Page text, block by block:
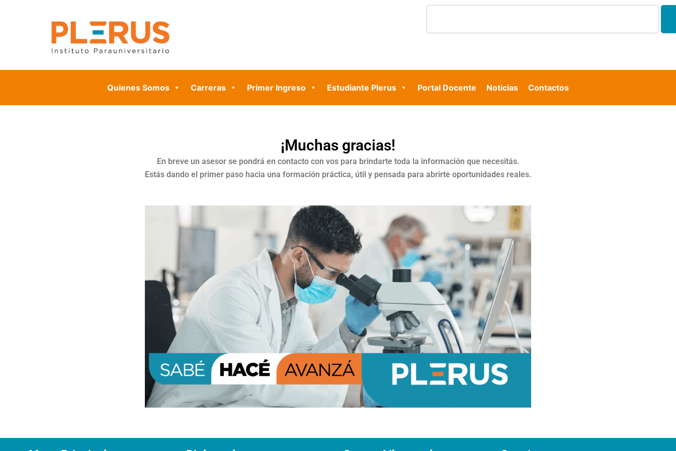
Search
Quienes Somos Carreras Primer Ingreso Estudiante Plerus Portal Docente Noticias Contactos
¡Muchas gracias!
En breve un asesor se pondrá en contacto con vos para brindarte toda la información que necesitás.
Estás dando el primer paso hacia una formación práctica, útil y pensada para abrirte oportunidades reales.